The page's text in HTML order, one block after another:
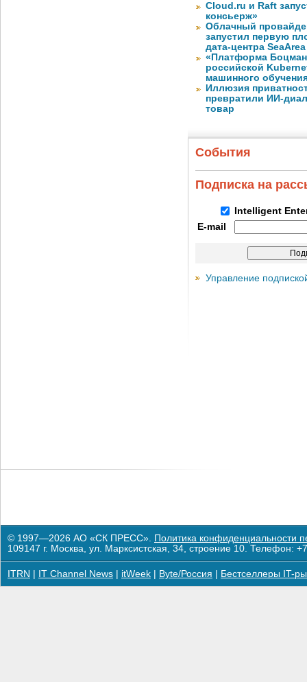
Cloud.ru и Raft
консьерж»
Облачный
запустил первую
дата-центра
«Платформа
российской
машинного
Иллюзия
превратили ИИ-
товар
События
Подписка на
Intelligent
E-mail
Управление
© 1997—2026 АО «СК ПРЕСС». Политика конфиденциальности
109147 г. Москва, ул. Марксистская, 34, строение 10. Телефон:
ITRN IT Channel News itWeek Byte/Россия Бестселлеры IT-